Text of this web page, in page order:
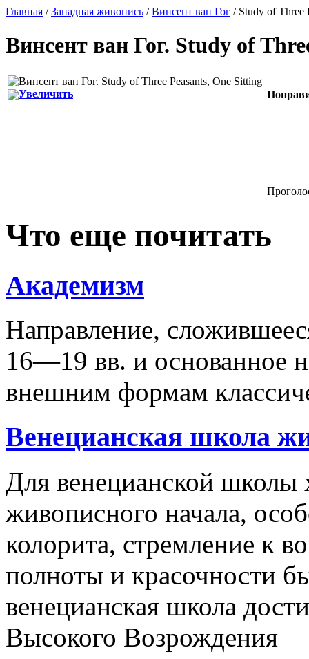
Главная /Западная живопись /Винсент ван Гог / Study of Three
Винсент ван Гог. Study of
Увеличить
Что еще почитать
Академизм
Направление,
16—19 вв. и основанное
внешним формам
Венецианская школа
Для венецианской школы
живописного начала,
колорита, стремление к
полноты и красочности
венецианская школа
Высокого Возрождения